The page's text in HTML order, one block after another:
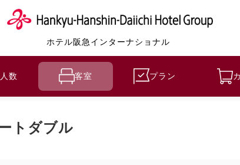
ホテル阪急インターナショナル
数 客室 プラン
トダブル